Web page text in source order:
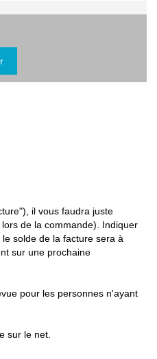
il vous faudra juste
de la commande). Indiquer
solde de la facture sera à
sur une prochaine
pour les personnes n'ayant
sur le net.